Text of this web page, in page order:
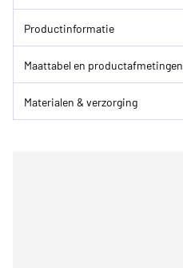
Productinformatie
Maattabel en productafmetingen
Materialen & verzorging